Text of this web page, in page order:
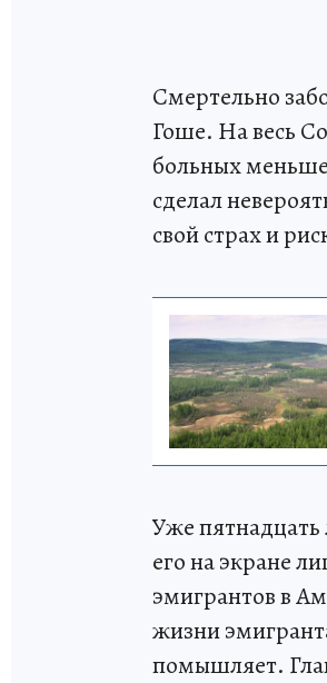
Смертельно
Гоше. На весь
больных
сделал
свой страх и
Уже
его на экране
эмигрантов в
жизни
помышляет.